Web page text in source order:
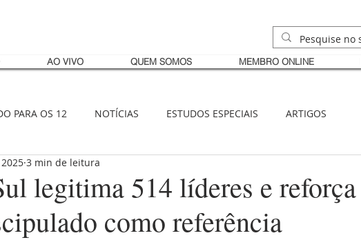
AO VIVO QUEM SOMOS MEMBRO ONLINE
PARA OS 12 NOTÍCIAS ESTUDOS ESPECIAIS ARTIGOS
legitima 514 líderes e reforça
como referência
3 min de leitura